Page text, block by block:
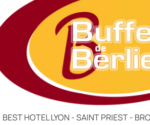
BEST HOTEL LYON - SAINT PRIEST -